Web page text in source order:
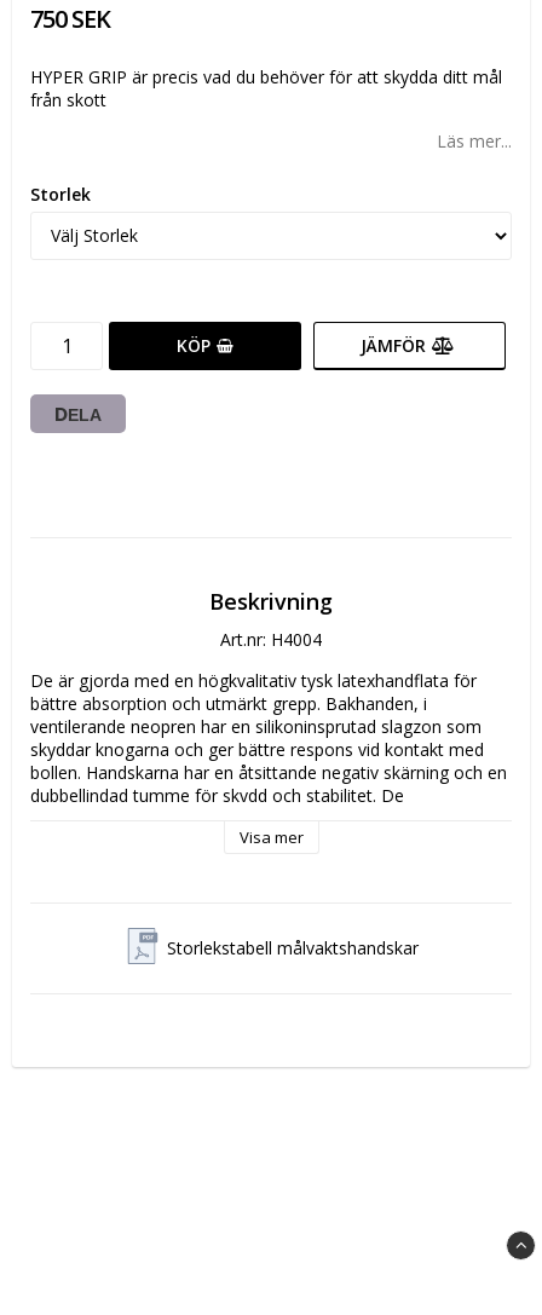
750 SEK
HYPER GRIP är precis vad du behöver för att skydda ditt mål
från skott
Läs mer...
Storlek
KÖP JÄMFÖR
DELA
Beskrivning
Art.nr: H4004
De är gjorda med en högkvalitativ tysk latexhandflata för
bättre absorption och utmärkt grepp. Bakhanden, i
ventilerande neopren har en silikoninsprutad slagzon som
skyddar knogarna och ger bättre respons vid kontakt med
bollen. Handskarna har en åtsittande negativ skärning och en
dubbellindad tumme för skydd och stabilitet. De
Se bifogad pdf fil för rätt storlek
Visa mer
Storlekstabell målvaktshandskar